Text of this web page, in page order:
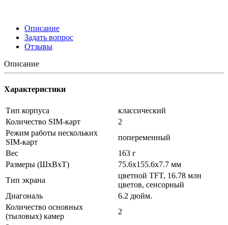
Описание
Задать вопрос
Отзывы
Описание
Характеристики
Тип корпуса
классический
Количество SIM-карт
2
Режим работы нескольких
SIM-карт
попеременный
Вес
163 г
Размеры (ШxВxТ)
75.6x155.6x7.7 мм
Тип экрана
цветной TFT, 16.78 млн
цветов, сенсорный
Диагональ
6.2 дюйм.
Количество основных
(тыловых) камер
2